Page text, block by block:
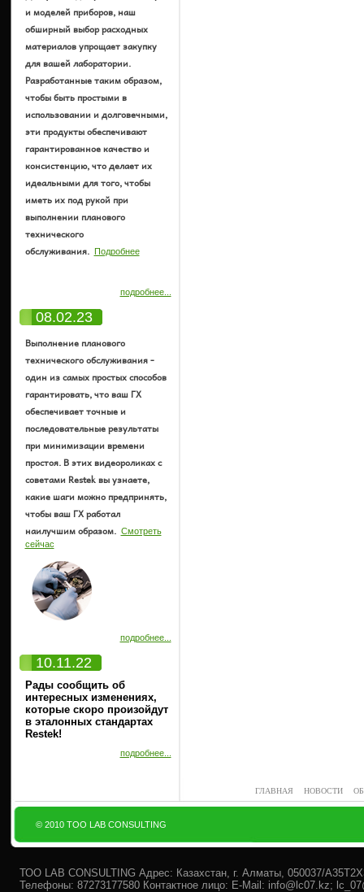
и моделей приборов, наш
обширный выбор расходных
материалов упрощает закупку
для вашей лаборатории.
Разработанные таким образом,
чтобы быть простыми в
использовании и долговечными,
эти продукты обеспечивают
гарантированное качество и
консистенцию, что делает их
идеальными для того, чтобы
иметь их под рукой при
выполнении планового
технического
обслуживания. Подробнее
подробнее...
08.02.23
Выполнение планового
технического обслуживания -
один из самых простых способов
гарантировать, что ваш ГХ
обеспечивает точные и
последовательные результаты
при минимизации времени
простоя. В этих видеороликах с
советами Restek вы узнаете,
какие шаги можно предпринять,
чтобы ваш ГХ работал
наилучшим образом. Смотреть
сейчас
подробнее...
10.11.22
Рады сообщить об
интересных изменениях,
которые скоро произойдут
в эталонных стандартах
Restek!
подробнее...
ГЛАВНАЯ НОВОСТИ
© 2010 ТОО LAB CONSULTING
ТОО LAB CONSULTING Адрес: Казахстан, г. Алматы, 050037/
Телефоны: 87273177580 Контактное лицо: E-Mail: info@lc07.kz;